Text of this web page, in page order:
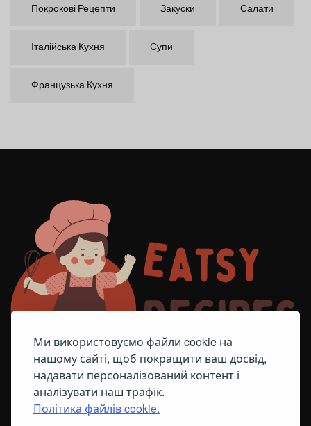
Ми використовуємо файли cookie на
нашому сайті, щоб покращити ваш досвід,
надавати персоналізований контент і
аналізувати наш трафік.
Політика файлів cookie.
Покрокові Рецепти Закуски Салати
Італійська Кухня Супи
Французька Кухня